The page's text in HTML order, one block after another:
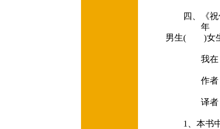
四、《祝
年
男生( )
我在
作者
译者
1、本书中